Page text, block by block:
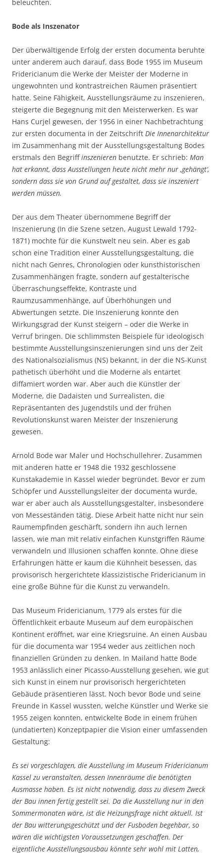
beleuchten.
Bode als Inszenator
Der überwältigende Erfolg der ersten documenta beruhte
unter anderem auch darauf, dass Bode 1955 im Museum
Fridericianum die Werke der Meister der Moderne in
ungewohnten und kontrastreichen Räumen präsentiert
hatte. Seine Fähigkeit, Ausstellungsräume zu inszenieren,
steigerte die Begegnung mit den Meisterwerken. Es war
Hans Curjel gewesen, der 1956 in einer Nachbetrachtung
zur ersten documenta in der Zeitschrift Die Innenarchitektur
im Zusammenhang mit der Ausstellungsgestaltung Bodes
erstmals den Begriffinszenieren benutzte. Er schrieb: Man
hat erkannt, dass Ausstellungen heute nicht mehr nur ‚gehängt‘,
sondern dass sie von Grund auf gestaltet, dass sie inszeniert
werden müssen.
Der aus dem Theater übernommene Begriff der
Inszenierung (In die Szene setzen, August Lewald 1792-
1871) mochte für die Kunstwelt neu sein. Aber es gab
schon eine Tradition einer Ausstellungsgestaltung, die
nicht nach Genres, Chronologien oder kunsthistorischen
Zusammenhängen fragte, sondern auf gestalterische
Überraschungseffekte, Kontraste und
Raumzusammenhänge, auf Überhöhungen und
Abwertungen setzte. Die Inszenierung konnte den
Wirkungsgrad der Kunst steigern – oder die Werke in
Verruf bringen. Die schlimmsten Beispiele für ideologisch
bestimmte Ausstellungsinszenierungen sind uns der Zeit
des Nationalsozialismus (NS) bekannt, in der die NS-Kunst
pathetisch überhöht und die Moderne als entartet
diffamiert worden war. Aber auch die Künstler der
Moderne, die Dadaisten und Surrealisten, die
Repräsentanten des Jugendstils und der frühen
Revolutionskunst waren Meister der Inszenierung
gewesen.
Arnold Bode war Maler und Hochschullehrer. Zusammen
mit anderen hatte er 1948 die 1932 geschlossene
Kunstakademie in Kassel wieder begründet. Bevor er zum
Schöpfer und Ausstellungsleiter der documenta wurde,
war er aber auch als Ausstellungsgestalter, insbesondere
von Messeständen tätig. Diese Arbeit hatte nicht nur sein
Raumempfinden geschärft, sondern ihn auch lernen
lassen, wie man mit relativ einfachen Kunstgriffen Räume
verwandeln und Illusionen schaffen konnte. Ohne diese
Erfahrungen hätte er kaum die Kühnheit besessen, das
provisorisch hergerichtete klassizistische Fridericianum in
eine große Bühne für die Kunst zu verwandeln.
Das Museum Fridericianum, 1779 als erstes für die
Öffentlichkeit erbaute Museum auf dem europäischen
Kontinent eröffnet, war eine Kriegsruine. An einen Ausbau
für die documenta war 1954 weder aus zeitlichen noch
finanziellen Gründen zu denken. In Mailand hatte Bode
1953 anlässlich einer Picasso-Ausstellung gesehen, wie gut
sich Kunst in einem nur provisorisch hergerichteten
Gebäude präsentieren lässt. Noch bevor Bode und seine
Freunde in Kassel wussten, welche Künstler und Werke sie
1955 zeigen konnten, entwickelte Bode in einem frühen
(undatierten) Konzeptpapier die Vision einer umfassenden
Gestaltung:
Es sei vorgeschlagen, die Ausstellung im Museum Fridericianum
Kassel zu veranstalten, dessen Innenräume die benötigten
Ausmasse haben. Es ist nicht notwendig, dass zu diesem Zweck
der Bau innen fertig gestellt sei. Da die Ausstellung nur in den
Sommermonaten wäre, ist die Heizungsfrage nicht aktuell. Ist
der Bau witterungsgeschützt und der Fusboden begehbar, so
wären die wichtigsten Voraussetzungen geschaffen. Der
eigentliche Ausstellungsausbau könnte sehr wohl mit Latten,